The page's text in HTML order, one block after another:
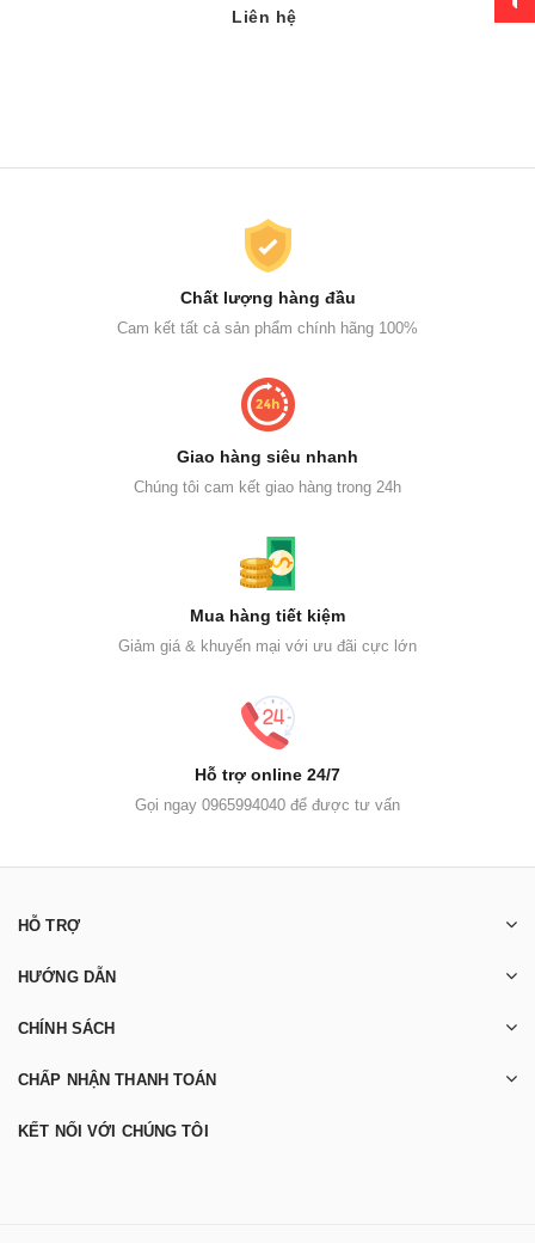
Liên hệ
Chất lượng hàng đầu
Cam kết tất cả sản phẩm chính hãng 100%
Giao hàng siêu nhanh
Chúng tôi cam kết giao hàng trong 24h
Mua hàng tiết kiệm
Giảm giá & khuyến mại với ưu đãi cực lớn
Hỗ trợ online 24/7
Gọi ngay 0965994040 để được tư vấn
HỖ TRỢ
HƯỚNG DẪN
CHÍNH SÁCH
CHẤP NHẬN THANH TOÁN
KẾT NỐI VỚI CHÚNG TÔI